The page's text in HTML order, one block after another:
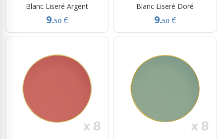
Blanc Liseré Argent
9.50 €
Blanc Liseré Doré
9.50 €